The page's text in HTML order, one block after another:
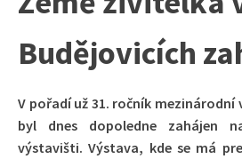
Budějovicích
V pořadí už 31. ročník mezinárodní
byl dnes dopoledne zahájen
výstavišti. Výstava, kde se má